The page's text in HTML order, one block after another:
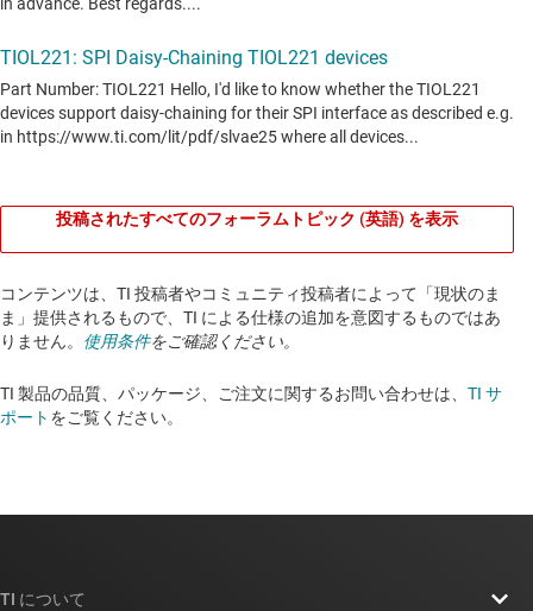
投稿されたすべてのフォーラムトピック (英語) を表示
コンテンツは、TI 投稿者やコミュニティ投稿者によって「現状のま
ま」提供されるもので、TI による仕様の追加を意図するものではあ
りません。 使用条件をご確認ください。
TI 製品の品質、パッケージ、ご注文に関するお問い合わせは、 TI サ
ポート をご覧ください。​​​​​​​​​​​​​​
TI について